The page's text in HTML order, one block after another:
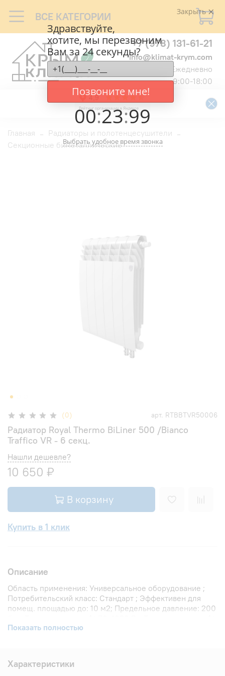
ВСЕ КАТЕГОРИИ
+7 (978) 131-61-21
info@klimat-krym.com
Ежедневно
9:00-18:00
Главная
Радиаторы и полотенцесушители
Секционные биметаллические
(0) арт. RTBBTVR50006
Радиатор Royal Thermo BiLiner 500 /Bianco
Traffico VR - 6 секц.
Нашли дешевле?
10 650 ₽
В корзину
Купить в 1 клик
Описание
Область применения: Универсальное оборудование ;
Потребительский класс: Стандарт ; Эффективен для
помещ. площадью до: 10 м2; Предельное давление: 200
60: 840 Вт; Теплоотдача при Δt 50: 666 Вт; Защита от
установки (крепления): Настенная ; Межосевое
расстояние: 500 мм; Давление опрессовки: 45 бар;
Показать полностью
Характеристики
Закрыть
Здравствуйте,
хотите, мы перезвоним
Вам за 24 секунды?
Позвоните мне!
00:23:99
Выбрать удобное время звонка